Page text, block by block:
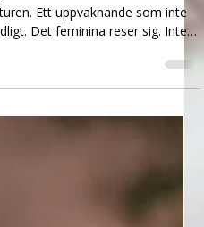
bakom
nu. Ett skifte som känns i
Ett uppvaknande som inte
— utan som ett minne. En
den i århundraden gömts